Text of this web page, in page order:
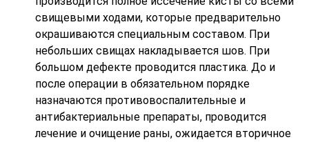
свищевыми ходами, которые предварительно
окрашиваются специальным составом. При
небольших свищах накладывается шов. При
большом дефекте проводится пластика. До и
после операции в обязательном порядке
назначаются противовоспалительные и
антибактериальные препараты, проводится
лечение и очищение раны, ожидается вторичное